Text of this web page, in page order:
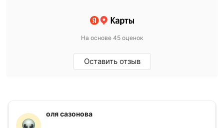
На основе 45 оценок
Оставить отзыв
оля сазонова